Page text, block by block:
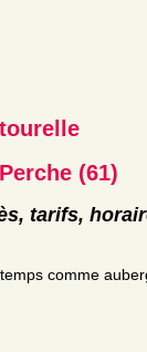
(61)
tarifs,
comme